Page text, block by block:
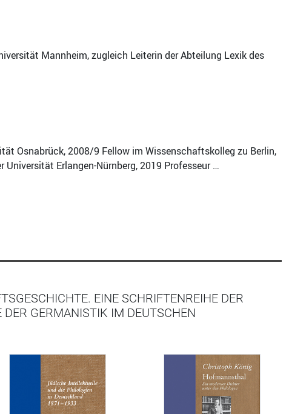
Mannheim, zugleich Leiterin der Abteilung Lexik des
Osnabrück, 2008/9 Fellow im Wissenschaftskolleg zu Berlin,
Erlangen-Nürnberg, 2019 Professeur …
EINE SCHRIFTENREIHE DER
GERMANISTIK IM DEUTSCHEN